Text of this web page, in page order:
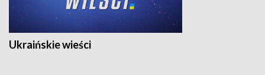
Ukraińskie wieści